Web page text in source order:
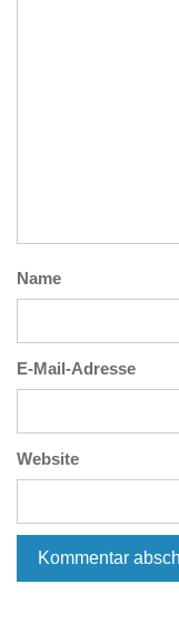
Name
E-Mail-Adresse
Website